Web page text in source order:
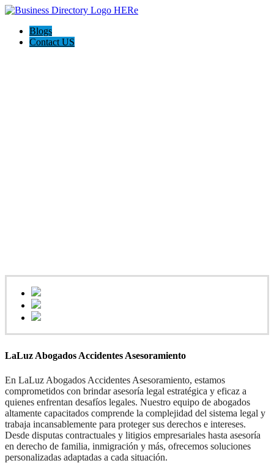
Blogs
Contact US
LaLuz Abogados Accidentes Asesoramiento
En ​LaLuz Abogados Accidentes Asesoramiento, estamos
comprometidos con brindar asesoría legal estratégica y eficaz a
quienes enfrentan desafíos legales. Nuestro equipo de abogados
altamente capacitados comprende la complejidad del sistema legal y
trabaja incansablemente para proteger sus derechos e intereses.
Desde disputas contractuales y litigios empresariales hasta asesoría
en derecho de familia, inmigración y más, ofrecemos soluciones
personalizadas adaptadas a cada situación.